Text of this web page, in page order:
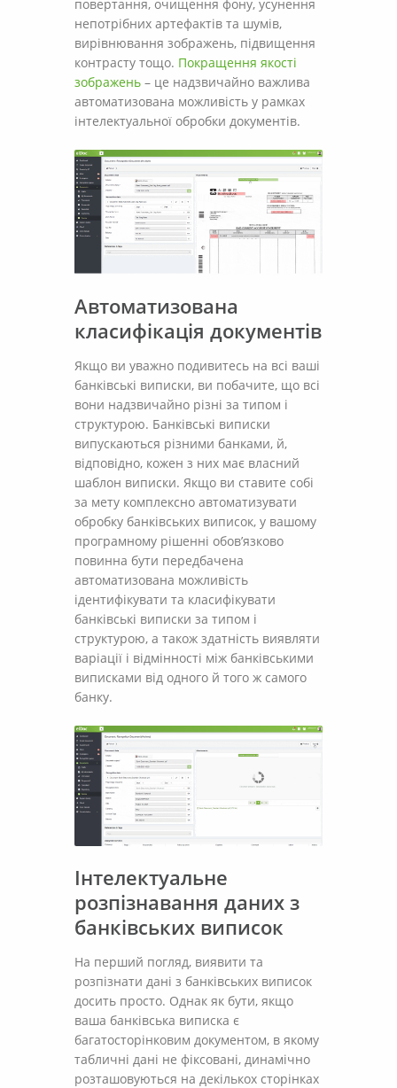
повертання, очищення фону, усунення
непотрібних артефактів та шумів,
вирівнювання зображень, підвищення
контрасту тощо. Покращення якості
зображень – це надзвичайно важлива
автоматизована можливість у рамках
інтелектуальної обробки документів.
Автоматизована
класифікація документів
Якщо ви уважно подивитесь на всі ваші
банківські виписки, ви побачите, що всі
вони надзвичайно різні за типом і
структурою. Банківські виписки
випускаються різними банками, й,
відповідно, кожен з них має власний
шаблон виписки. Якщо ви ставите собі
за мету комплексно автоматизувати
обробку банківських виписок, у вашому
програмному рішенні обов’язково
повинна бути передбачена
автоматизована можливість
ідентифікувати та класифікувати
банківські виписки за типом і
структурою, а також здатність виявляти
варіації і відмінності між банківськими
виписками від одного й того ж самого
банку.
Інтелектуальне
розпізнавання даних з
банківських виписок
На перший погляд, виявити та
розпізнати дані з банківських виписок
досить просто. Однак як бути, якщо
ваша банківська виписка є
багатосторінковим документом, в якому
табличні дані не фіксовані, динамічно
розташовуються на декількох сторінках